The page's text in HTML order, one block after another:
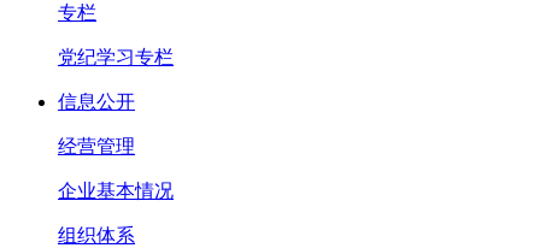
专栏
党纪学习专栏
信息公开
经营管理
企业基本情况
组织体系